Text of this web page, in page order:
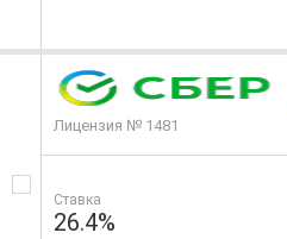
Лицензия № 1481
Ставка
26.4%